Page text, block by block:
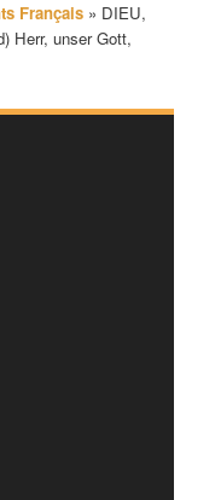
Français » DIEU,
Herr, unser Gott,